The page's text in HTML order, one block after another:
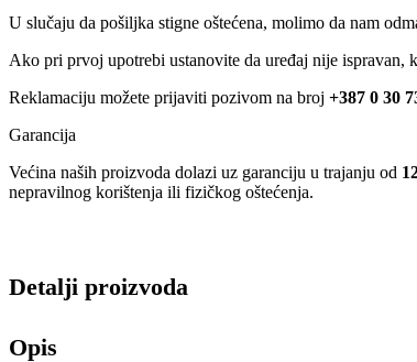
U slučaju da pošiljka stigne oštećena, molimo da nam
Ako pri prvoj upotrebi ustanovite da uređaj nije ispravan,
Reklamaciju možete prijaviti pozivom na broj +387 0 30
Garancija
Većina naših proizvoda dolazi uz garanciju u trajanju od
nepravilnog korištenja ili fizičkog oštećenja.
Detalji proizvoda
Opis